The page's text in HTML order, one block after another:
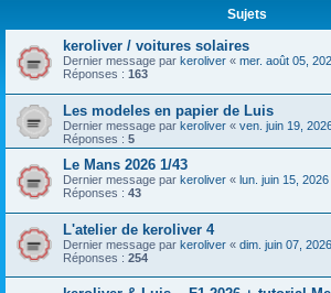
Sujets
keroliver / voitures solaires
Dernier message par keroliver « mer. août 05,
Réponses : 163
Les modeles en papier de Luis
Dernier message par keroliver « ven. juin 19,
Réponses : 5
Le Mans 2026 1/43
Dernier message par keroliver « lun. juin 15,
Réponses : 43
L'atelier de keroliver 4
Dernier message par keroliver « dim. juin 07,
Réponses : 254